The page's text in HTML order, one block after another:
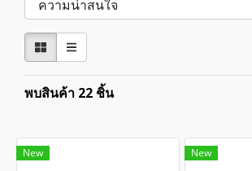
พบสินค้า 22 ชิ้น
New New